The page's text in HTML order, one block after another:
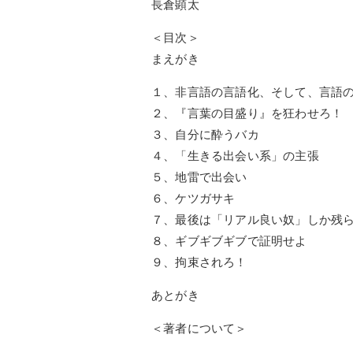
長倉顕太
＜目次＞
まえがき
１、非言語の言語化、そして、言語
２、『言葉の目盛り』を狂わせろ！
３、自分に酔うバカ
４、「生きる出会い系」の主張
５、地雷で出会い
６、ケツガサキ
７、最後は「リアル良い奴」しか残
８、ギブギブギブで証明せよ
９、拘束されろ！
あとがき
＜著者について＞